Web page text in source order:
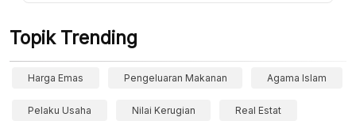
Topik Trending
Harga Emas Pengeluaran Makanan Agama Islam
Pelaku Usaha Nilai Kerugian Real Estat